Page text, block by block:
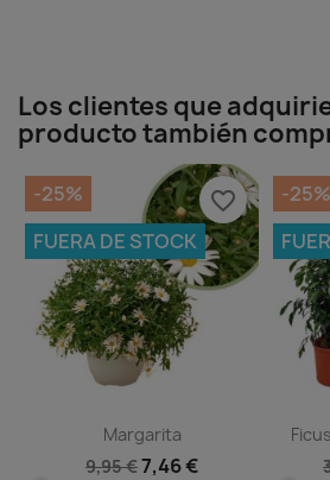
Los clientes que
producto también
Margarita
9,95 €7,46 €
-25%
FUERA DE STOCK
favorite_border
-25%